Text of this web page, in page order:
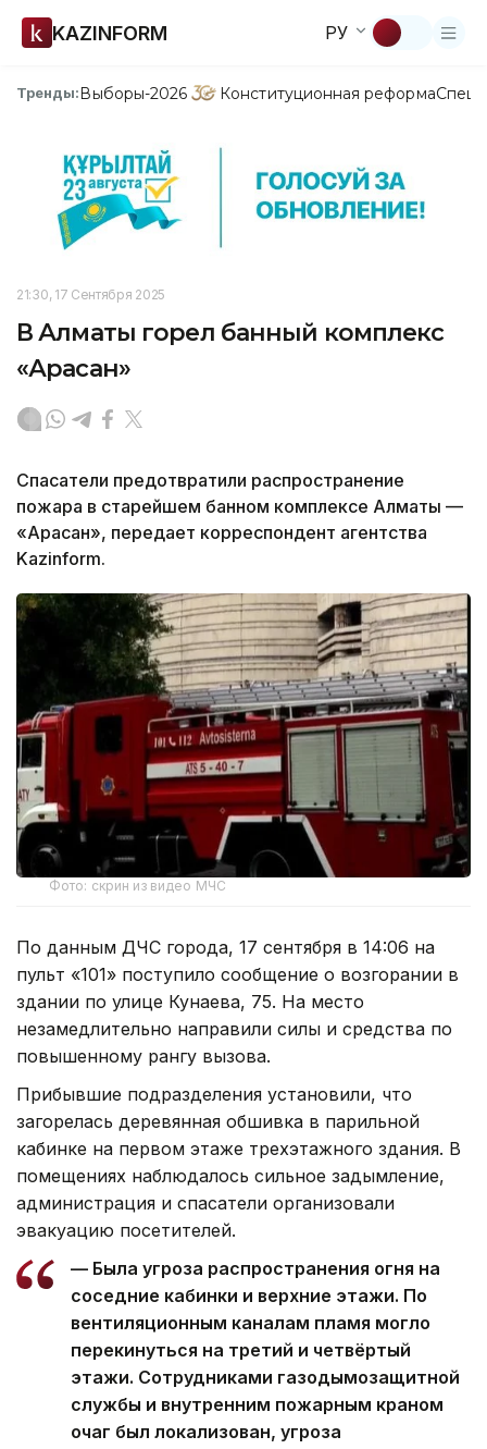
KAZINFORM РУ
Тренды:Выборы-2026 Конституционная реформа
21:30, 17 Сентября 2025
В Алматы горел банный комплекс
«Арасан»
Спасатели предотвратили распространение
пожара в старейшем банном комплексе Алматы —
«Арасан», передает корреспондент агентства
Kazinform.
Фото: скрин из видео МЧС
По данным ДЧС города, 17 сентября в 14:06 на
пульт «101» поступило сообщение о возгорании в
здании по улице Кунаева, 75. На место
незамедлительно направили силы и средства по
повышенному рангу вызова.
Прибывшие подразделения установили, что
загорелась деревянная обшивка в парильной
кабинке на первом этаже трехэтажного здания. В
помещениях наблюдалось сильное задымление,
администрация и спасатели организовали
эвакуацию посетителей.
— Была угроза распространения огня на
соседние кабинки и верхние этажи. По
вентиляционным каналам пламя могло
перекинуться на третий и четвёртый
этажи. Сотрудниками газодымозащитной
службы и внутренним пожарным краном
очаг был локализован, угроза